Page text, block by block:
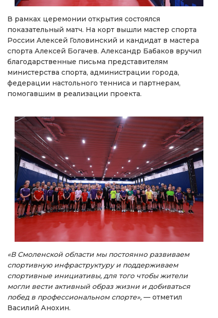
В рамках церемонии открытия состоялся
показательный матч. На корт вышли мастер спорта
России Алексей Головинский и кандидат в мастера
спорта Алексей Богачев. Александр Бабаков вручил
благодарственные письма представителям
министерства спорта, администрации города,
федерации настольного тенниса и партнерам,
помогавшим в реализации проекта.
«В Смоленской области мы постоянно развиваем
спортивную инфраструктуру и поддерживаем
спортивные инициативы, для того чтобы жители
могли вести активный образ жизни и добиваться
побед в профессиональном спорте», — отметил
Василий Анохин.